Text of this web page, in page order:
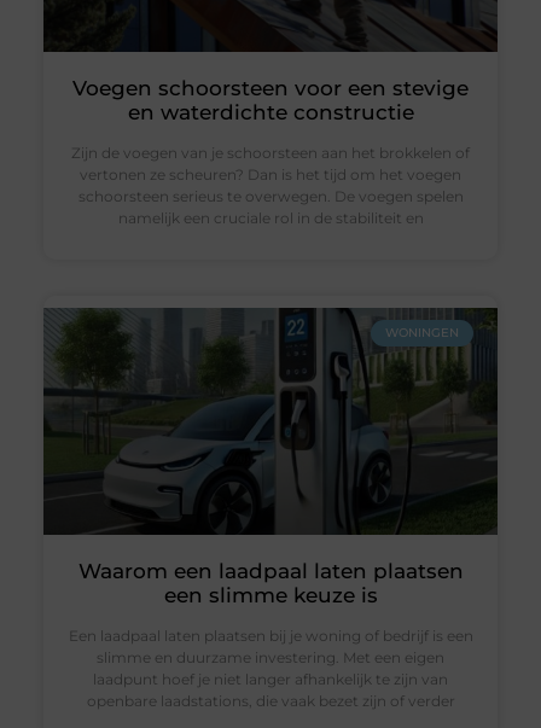
Voegen schoorsteen voor een stevige
en waterdichte constructie
Zijn de voegen van je schoorsteen aan het brokkelen of
vertonen ze scheuren? Dan is het tijd om het voegen
schoorsteen serieus te overwegen. De voegen spelen
namelijk een cruciale rol in de stabiliteit en
WONINGEN
Waarom een laadpaal laten plaatsen
een slimme keuze is
Een laadpaal laten plaatsen bij je woning of bedrijf is een
slimme en duurzame investering. Met een eigen
laadpunt hoef je niet langer afhankelijk te zijn van
openbare laadstations, die vaak bezet zijn of verder